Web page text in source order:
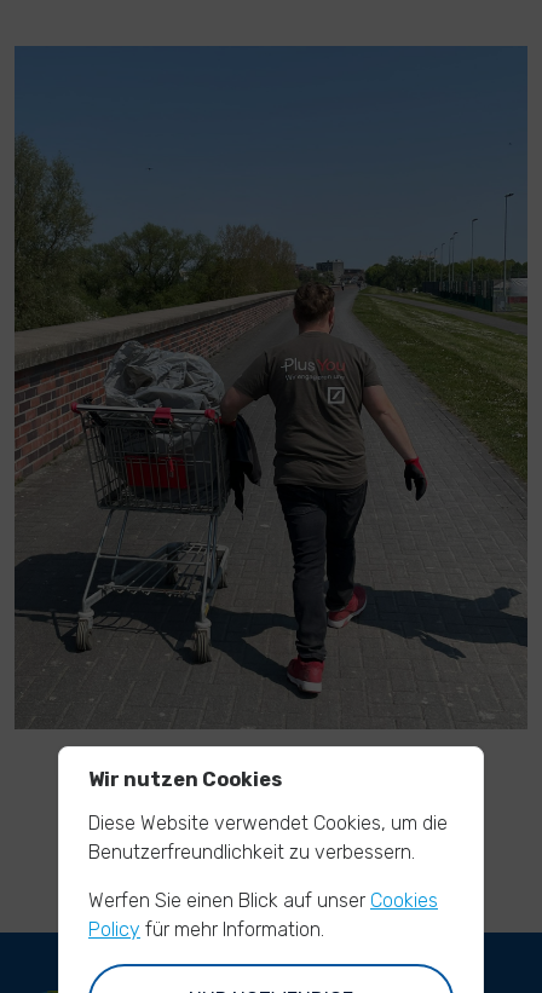
Deutsche Bank: Wir engagieren uns!
Wir nutzen Cookies
Diese Website verwendet Cookies, um die
Benutzerfreundlichkeit zu verbessern.
Werfen Sie einen Blick auf unser Cookies
Policy für mehr Information.